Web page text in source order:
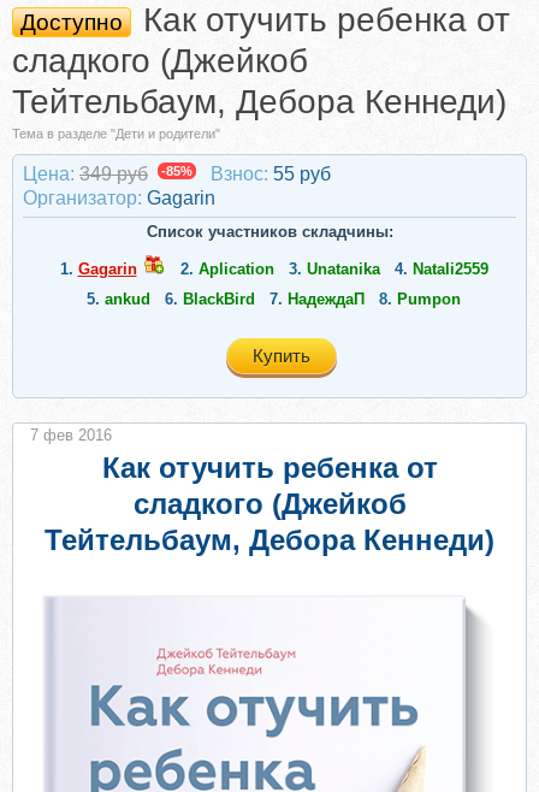
Доступно
Как отучить ребенка от
сладкого (Джейкоб
Тейтельбаум, Дебора Кеннеди)
Тема в разделе "Дети и родители"
Цена: 349 руб -85% Взнос: 55 руб
Организатор: Gagarin
Список участников складчины:
1. Gagarin 2. Aplication 3. Unatanika 4. Natali2559
5. ankud 6. BlackBird 7. НадеждаП 8. Pumpon
Купить
Как отучить ребенка от
сладкого (Джейкоб
Тейтельбаум, Дебора Кеннеди)
7 фев 2016